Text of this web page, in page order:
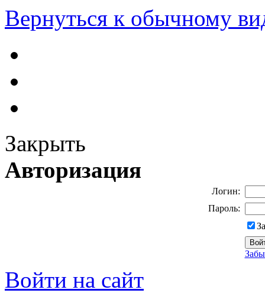
Вернуться к обычному
Закрыть
Авторизация
Логин:
Пароль:
Войти на сайт